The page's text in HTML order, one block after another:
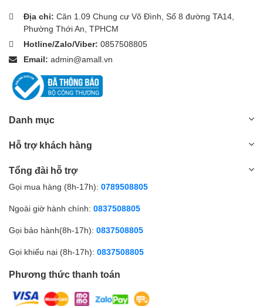
Địa chỉ: Căn 1.09 Chung cư Võ Đình, Số 8 đường TA14,
Phường Thới An, TPHCM
Hotline/Zalo/Viber: 0857508805
Email: admin@amall.vn
Danh mục
Hỗ trợ khách hàng
Tổng đài hỗ trợ
Gọi mua hàng (8h-17h): 0789508805
Ngoài giờ hành chính: 0837508805
Gọi bảo hành(8h-17h): 0837508805
Gọi khiếu nại (8h-17h): 0837508805
Phương thức thanh toán